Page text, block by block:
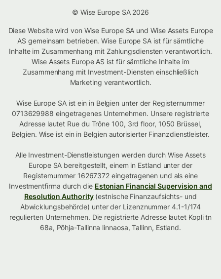
© Wise Europe SA 2026
Diese Website wird von Wise Europe SA und Wise Assets Europe
AS gemeinsam betrieben. Wise Europe SA ist für sämtliche
Inhalte im Zusammenhang mit Zahlungsdiensten verantwortlich.
Wise Assets Europe AS ist für sämtliche Inhalte im
Zusammenhang mit Investment-Diensten einschließlich
Marketing verantwortlich.
Wise Europe SA ist ein in Belgien unter der Registernummer
0713629988 eingetragenes Unternehmen. Unsere registrierte
Adresse lautet Rue du Trône 100, 3rd floor, 1050 Brüssel,
Belgien. Wise ist ein in Belgien autorisierter Finanzdienstleister.
Alle Investment-Dienstleistungen werden durch Wise Assets
Europe SA bereitgestellt, einem in Estland unter der
Registernummer 16267372 eingetragenen und als eine
Investmentfirma durch die Estonian Financial Supervision and
Resolution Authority(estnische Finanzaufsichts- und
Abwicklungsbehörde) unter der Lizenznummer 4.1-1/174
regulierten Unternehmen. Die registrierte Adresse lautet Kopli tn
68a, Põhja-Tallinna linnaosa, Tallinn, Estland.